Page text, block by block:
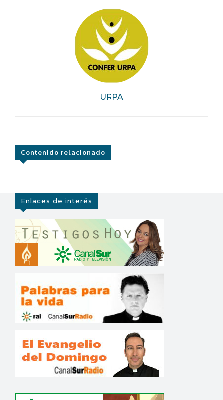
URPA
Contenido relacionado
Enlaces de interés